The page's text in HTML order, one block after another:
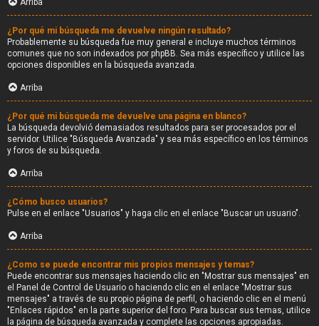
Arriba
¿Por qué mi búsqueda me devuelve ningún resultado?
Probablemente su búsqueda fue muy general e incluye muchos términos
comunes que no son indexados por phpBB. Sea más específico y utilice las
opciones disponibles en la búsqueda avanzada.
Arriba
¿Por qué mi búsqueda me devuelve una página en blanco?
La búsqueda devolvió demasiados resultados para ser procesados por el
servidor. Utilice "Búsqueda Avanzada" y sea más específico en los términos
y foros de su búsqueda.
Arriba
¿Cómo busco usuarios?
Pulse en el enlace "Usuarios" y haga clic en el enlace "Buscar un usuario".
Arriba
¿Como se puede encontrar mis propios mensajes y temas?
Puede encontrar sus mensajes haciendo clic en "Mostrar sus mensajes" en
el Panel de Control de Usuario o haciendo clic en el enlace "Mostrar sus
mensajes" a través de su propio página de perfil, o haciendo clic en el menú
"Enlaces rápidos" en la parte superior del foro. Para buscar sus temas, utilice
la página de búsqueda avanzada y complete las opciones apropiadas.